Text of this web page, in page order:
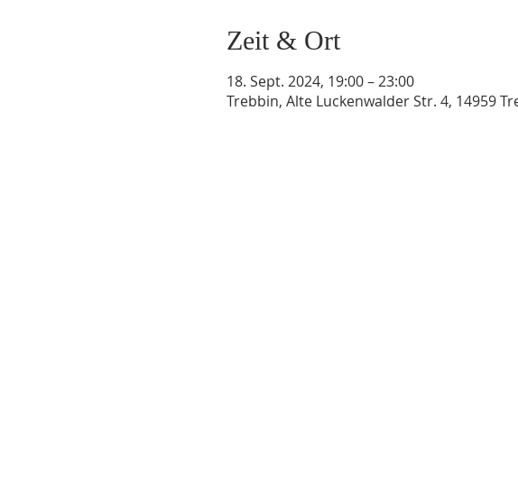
Zeit & Ort
18. Sept. 2024, 19:00 – 23:00
Trebbin, Alte Luckenwalder Str. 4, 14959